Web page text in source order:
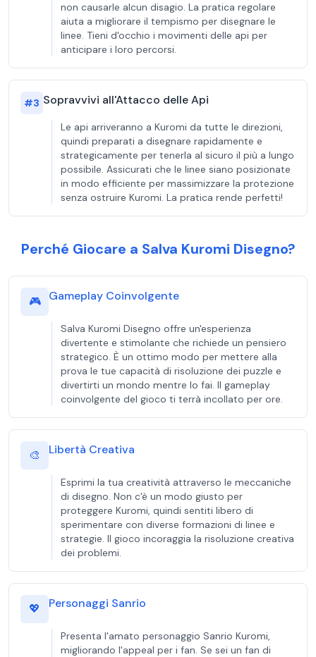
non causarle alcun disagio. La pratica regolare
aiuta a migliorare il tempismo per disegnare le
linee. Tieni d'occhio i movimenti delle api per
anticipare i loro percorsi.
#3 Sopravvivi all'Attacco delle Api
Le api arriveranno a Kuromi da tutte le direzioni,
quindi preparati a disegnare rapidamente e
strategicamente per tenerla al sicuro il più a lungo
possibile. Assicurati che le linee siano posizionate
in modo efficiente per massimizzare la protezione
senza ostruire Kuromi. La pratica rende perfetti!
Perché Giocare a Salva Kuromi Disegno?
🎮 Gameplay Coinvolgente
Salva Kuromi Disegno offre un'esperienza
divertente e stimolante che richiede un pensiero
strategico. È un ottimo modo per mettere alla
prova le tue capacità di risoluzione dei puzzle e
divertirti un mondo mentre lo fai. Il gameplay
coinvolgente del gioco ti terrà incollato per ore.
🎨 Libertà Creativa
Esprimi la tua creatività attraverso le meccaniche
di disegno. Non c'è un modo giusto per
proteggere Kuromi, quindi sentiti libero di
sperimentare con diverse formazioni di linee e
strategie. Il gioco incoraggia la risoluzione creativa
dei problemi.
💖 Personaggi Sanrio
Presenta l'amato personaggio Sanrio Kuromi,
migliorando l'appeal per i fan. Se sei un fan di